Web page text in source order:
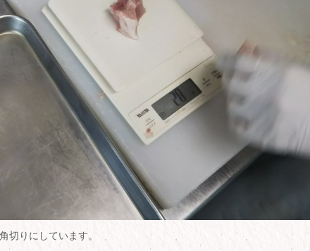
切りにしています。